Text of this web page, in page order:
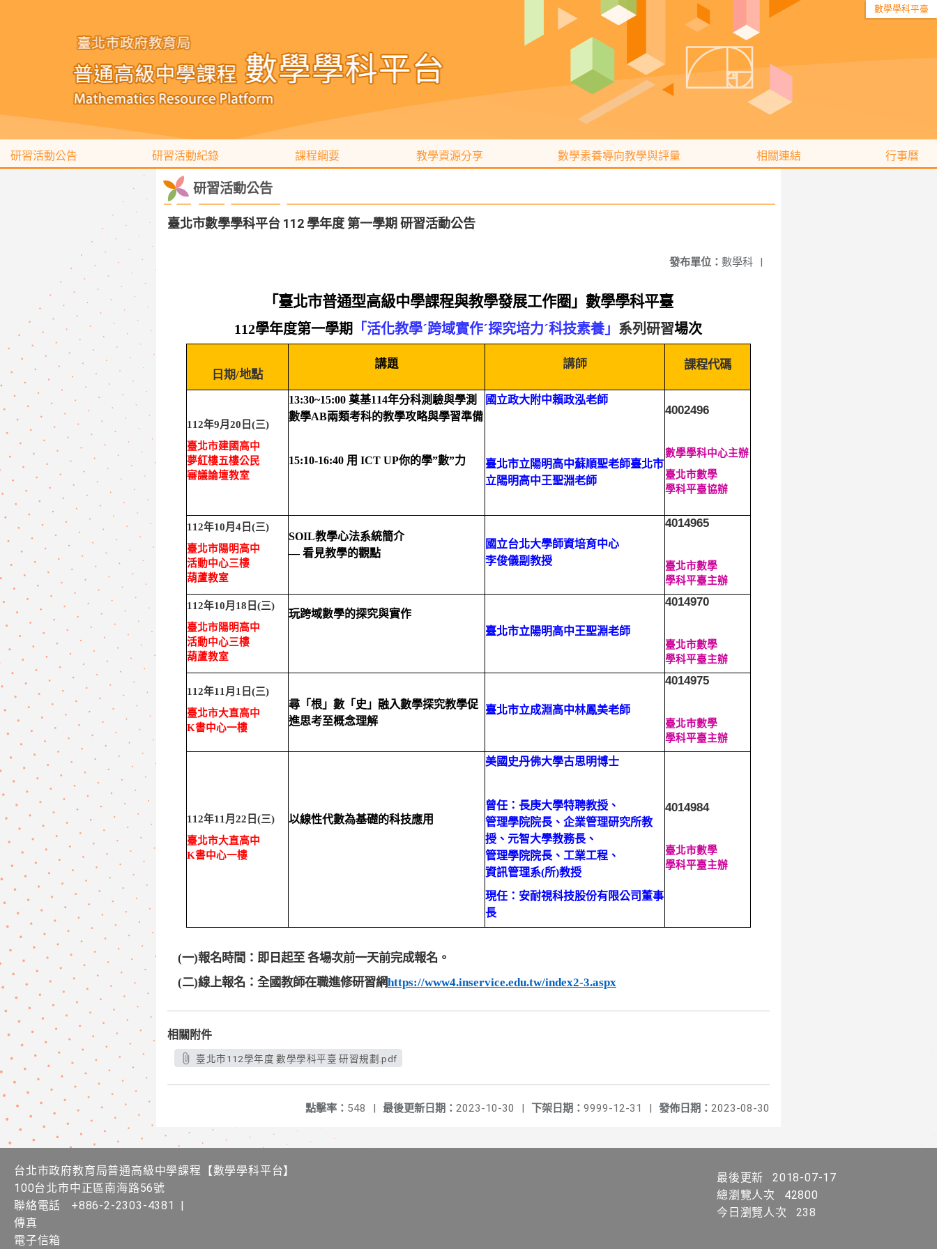
數學學科平臺
研習活動公告 研習活動紀錄 課程綱要 教學資源分享 數學素養導向教學與評量 相關連結 行事曆
研習活動公告
臺北市數學學科平台 112 學年度 第一學期 研習活動公告
發布單位： 數學科 |
「臺北市普通型高級中學課程與教學發展工作圈」數學學科平臺
112學年度第一學期 「活化教學´跨域實作´探究培力´科技素養」 系列研習場次
日期/地點
講題 講師 課程代碼
112年9月 20 日 (三)
臺北市建國高中
夢紅樓五樓公民
審議論壇教室
13:30~15:00 奠基114年分科測驗與學測
數學AB兩類考科的教學攻略與學習準備
15:10-16:40 用 ICT UP你的學”數”力
國立政大附中賴政泓老師
臺北市立陽明高中蘇順聖老師臺北市
立陽明高中王聖淵老師
4002496
數學學科中心主辦
臺北市數學
學科平臺協辦
112年10月 4 日 (三)
臺北市陽明高中
活動中心三樓
葫蘆教室
SOIL教學心法系統簡介
—看見教學的觀點
國立台北大學師資培育中心
李俊儀副教授
4014965
臺北市數學
學科平臺主辦
112年10月 18 日 (三)
臺北市陽明高中
活動中心三樓
葫蘆教室
玩跨域數學的探究與實作
臺北市立陽明高中王聖淵老師
4014970
臺北市數學
學科平臺主辦
112年11 月 1 日 (三)
臺北市大直高中
K書中心一樓
尋「根」數「史」融入數學探究教學促
進思考至概念理解
臺北市立成淵高中林鳳美老師
4014975
臺北市數學
學科平臺主辦
112年11 月 22 日 (三)
臺北市大直高中
K書中心一樓
以線性代數為基礎的科技應用
美國史丹佛大學古思明博士
曾任：長庚大學特聘教授、
管理學院院長、企業管理研究所教
授、元智大學教務長、
管理學院院長、工業工程、
資訊管理系(所)教授
現任：安耐視科技股份有限公司董事
長
4014984
臺北市數學
學科平臺主辦
(一)報名時間：即日起至各場次前一天前完成報名。
(二)線上報名 ：全國教師在職進修研習網https://www4.inservice.edu.tw/index2-3.aspx
相關附件
臺北市112學年度 數學學科平臺 研習規劃.pdf
發佈日期： 2023-08-30
下架日期： 9999-12-31 |
最後更新日期： 2023-10-30 |
點擊率： 548 |
台北市政府教育局普通高級中學課程​【​數學學科平台】
100台北市中正區南海路56號
聯絡電話
+886-2-2303-4381
|
傳真
電子信箱
最後更新
2018-07-17
總瀏覽人次
42800
今日瀏覽人次
238